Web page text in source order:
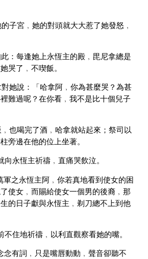
子宮﹐她的對頭就大大惹了她發怒﹐
：每逢她上永恆主的殿﹐毘尼拿總是
哭了﹐不喫飯。
她說：「哈拿阿﹐你為甚麼哭？為甚
難過呢？在你看﹐我不是比十個兒子
也喝完了酒﹐哈拿就站起來；祭司以
旁邊在他的位上坐著。
永恆主祈禱﹐直痛哭飲泣。
軍之永恆主阿﹐你若真地看到使女的困
使女﹐而賜給使女一個男的後裔﹐那
的日子獻與永恆主﹐剃刀總不上到他
住地祈禱﹐以利直觀察看她的嘴。
念有詞﹐只是嘴唇動動﹐聲音卻聽不